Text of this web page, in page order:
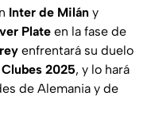
Inter de Milán y
Plate en la fase de
enfrentará su duelo
2025, y lo hará
de Alemania y de